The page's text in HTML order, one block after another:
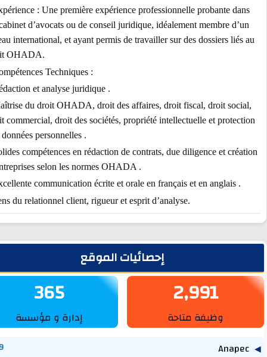
· Expérience : Une première expérience professionnelle probante
un cabinet d’avocats ou de conseil juridique, idéalement membre
réseau international, et ayant permis de travailler sur des dossiers
droit OHADA.
· Compétences Techniques :
· Rédaction et analyse juridique .
· Maîtrise du droit OHADA, droit des affaires, droit fiscal, droit
droit commercial, droit des sociétés, propriété intellectuelle et
des données personnelles .
· Solides compétences en rédaction de contrats, due diligence et
d’entreprises selon les normes OHADA .
· Excellente communication écrite et orale en français et en anglais .
· Sens du relationnel client, rigueur et esprit d’analyse.
إحصائيات الموقع
2,991
وظيفة متاحة
365
إدارة و مؤسسة